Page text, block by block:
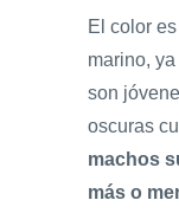
El color
marino,
son
oscuras
machos
más o